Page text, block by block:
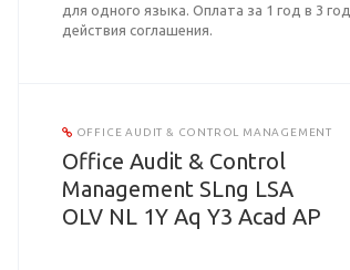
для одного языка. Оплата за 1 год в 3 год
действия соглашения.
OFFICE AUDIT & CONTROL MANAGEMENT
Office Audit & Control
Management SLng LSA
OLV NL 1Y Aq Y3 Acad AP